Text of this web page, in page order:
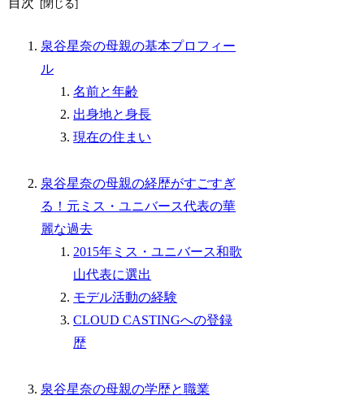
泉谷星奈の母親の基本プロフィー
ル
名前と年齢
出身地と身長
現在の住まい
泉谷星奈の母親の経歴がすごすぎ
る！元ミス・ユニバース代表の華
麗な過去
2015年ミス・ユニバース和歌
山代表に選出
モデル活動の経験
CLOUD CASTINGへの登録
歴
泉谷星奈の母親の学歴と職業